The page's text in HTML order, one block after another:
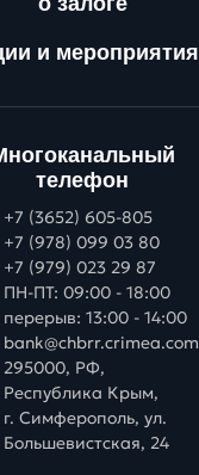
и мероприятия
телефон
+7 (3652) 605-805
+7 (978) 099 03 80
+7 (979) 023 29 87
ПН-ПТ: 09:00 - 18:00
перерыв: 13:00 - 14:00
bank@chbrr.crimea.com
295000, РФ,
Республика Крым,
г. Симферополь, ул.
Большевистская, 24